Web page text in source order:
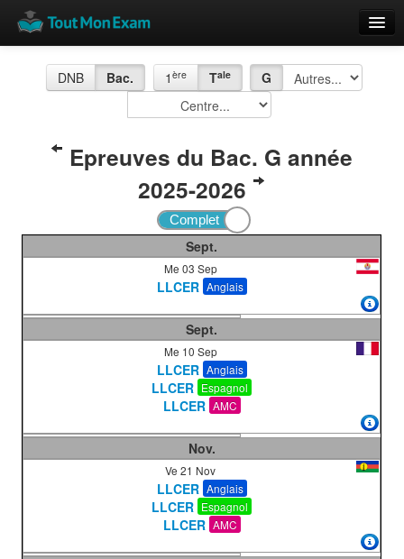
Vue globale
Rajouter
DNB Bac. 1ère Tale G
Epreuves du Bac. G année
2025-2026
Sept.
Me 03 Sep
LLCER Anglais
Sept.
Me 10 Sep
LLCER Anglais
LLCER Espagnol
LLCER AMC
Nov.
Ve 21 Nov
LLCER Anglais
LLCER Espagnol
LLCER AMC